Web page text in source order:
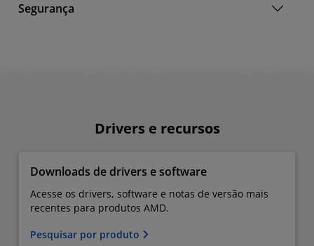
Segurança
Drivers e recursos
Downloads de drivers e software
Acesse os drivers, software e notas de versão mais
recentes para produtos AMD.
Pesquisar por produto